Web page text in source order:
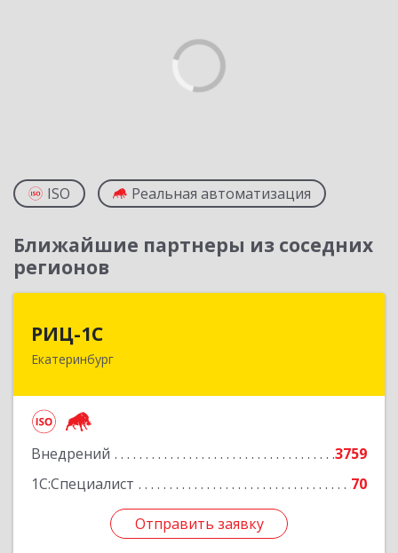
ISO Реальная автоматизация
Ближайшие партнеры из соседних
регионов
РИЦ-1С
Екатеринбург
Внедрений
3759
1С:Специалист
70
Отправить заявку
620102, Свердловская обл, Екатеринбург г,
Отправить заявку